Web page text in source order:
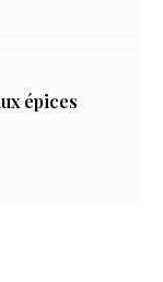
épices